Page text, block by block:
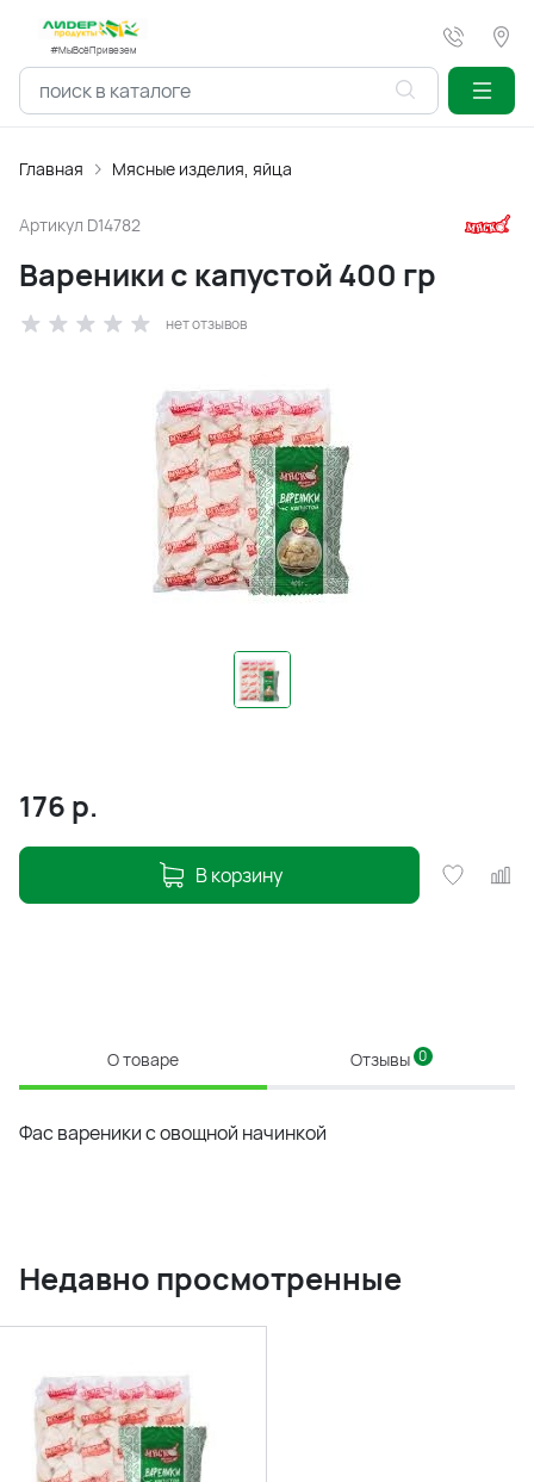
#МыВсёПривезем
Главная Мясные изделия, яйца
Артикул D14782
Вареники с капустой 400 гр
нет отзывов
176 р.
В корзину
О товаре Отзывы 0
Фас вареники с овощной начинкой
Недавно просмотренные